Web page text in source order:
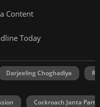
Content
Today
Darjeeling Choghadiya
Cockroach Janta